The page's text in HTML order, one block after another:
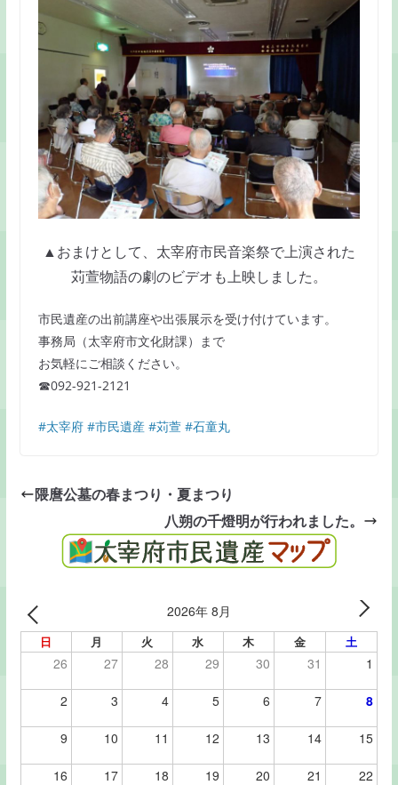
▲おまけとして、太宰府市民音楽祭で上演された
苅萱物語の劇のビデオも上映しました。
市民遺産の出前講座や出張展示を受け付けています。
事務局（太宰府市文化財課）まで
お気軽にご相談ください。
☎092-921-2121
#太宰府 #市民遺産 #苅萱 #石童丸
隈麿公墓の春まつり・夏まつり
八朔の千燈明が行われました。
2026年 8月
日 月 火 水 木 金 土
26 27 28 29 30 31 1
2 3 4 5 6 7 8
9 10 11 12 13 14 15
16 17 18 19 20 21 22